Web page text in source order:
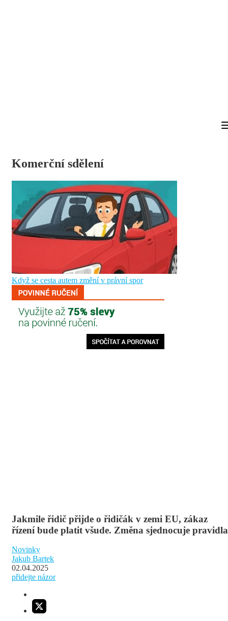
Jakmile řidič přijde o řidičák v zemi EU, zákaz
řízení bude platit všude. Změna sjednocuje pravidla
Novinky
Jakub Bartek
02.04.2025
přidejte názor
Komerční sdělení
Když se cesta autem změní v právní spor